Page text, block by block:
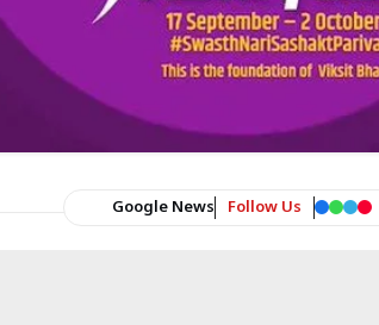
Google News Follow Us